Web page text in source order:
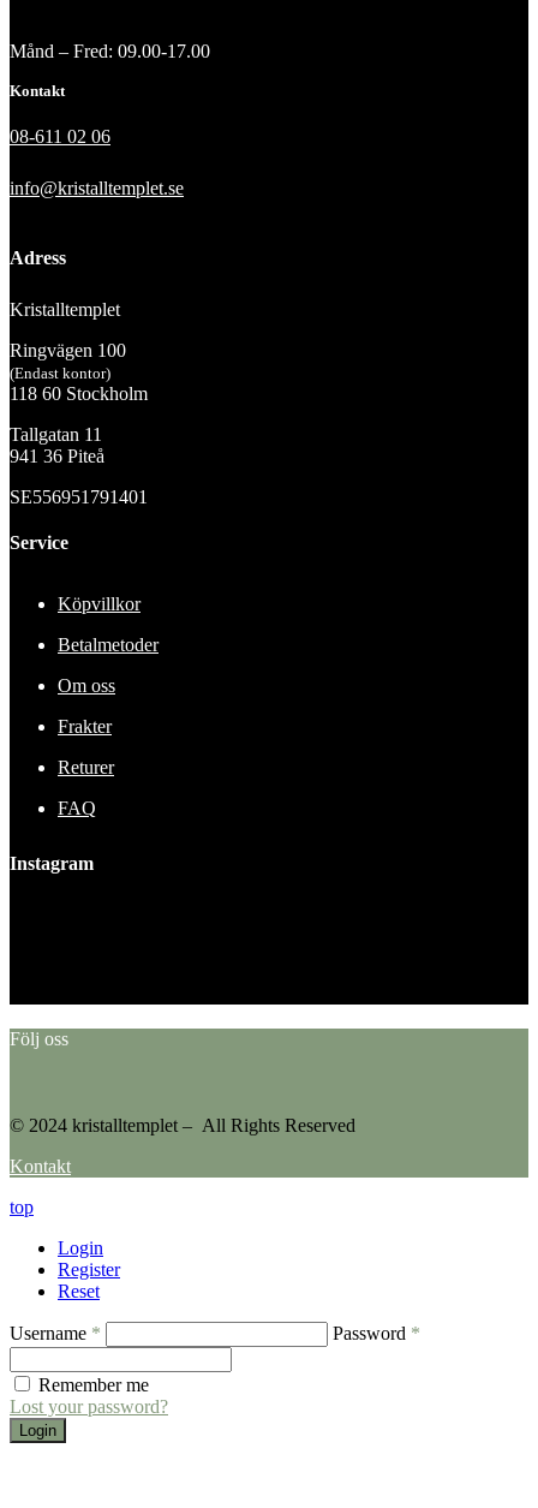
Månd – Fred: 09.00-17.00
Kontakt
08-611 02 06
info@kristalltemplet.se
Adress
Kristalltemplet
Ringvägen 100
(Endast kontor)
118 60 Stockholm
Tallgatan 11
941 36 Piteå
SE556951791401
Service
Köpvillkor
Betalmetoder
Om oss
Frakter
Returer
FAQ
Instagram
Följ oss
© 2024 kristalltemplet – All Rights Reserved
Kontakt
top
Login
Register
Reset
Username * Password *
Remember me
Lost your password?
Login